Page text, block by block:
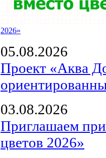
2026»
05.08.2026
Проект «Аква
03.08.2026
Приглашаем
цветов 2026»